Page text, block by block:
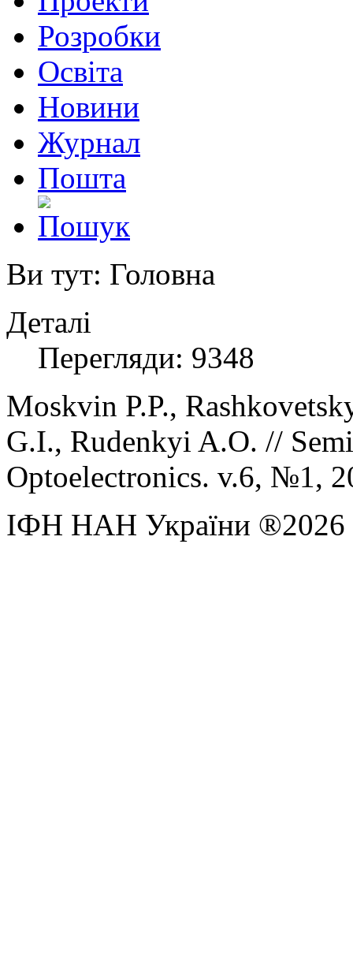
Розробки
Освіта
Новини
Журнал
Пошта
Ви тут: Головна
Деталі
Перегляди: 9348
Moskvin P.P.,
G.I., Rudenkyi A.O. //
Optoelectronics. v.6, №1,
ІФН НАН України ®2026